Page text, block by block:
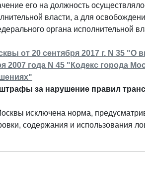
его на должность
власти, а для
органа исполнительной
от 20 сентября 2017 г. N 35 "О
2007 года N 45 "Кодекс города
за нарушение правил
исключена норма,
содержания и использования